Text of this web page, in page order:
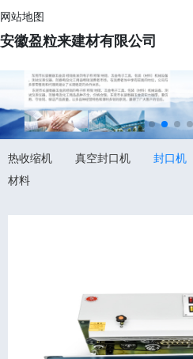
网站地图
安徽盈粒来建材有限公司
热收缩机 真空封口机 封口机
材料